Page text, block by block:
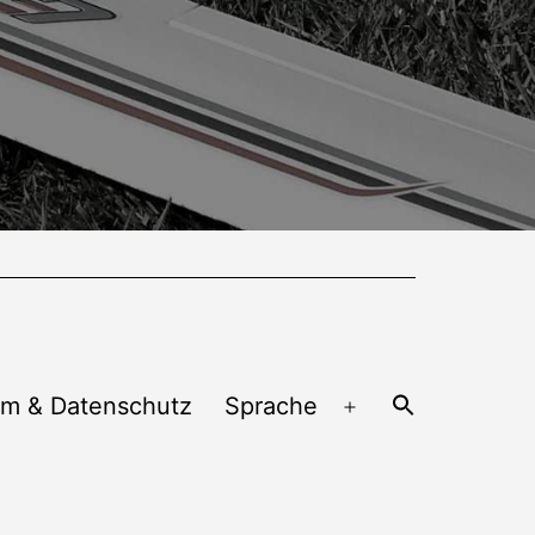
& Datenschutz Sprache
Menü